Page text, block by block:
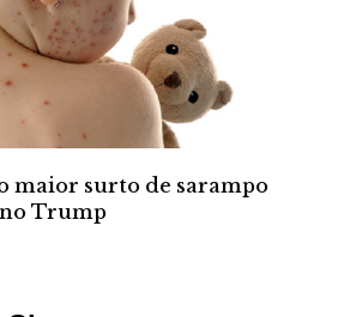
maior surto de sarampo
Trump